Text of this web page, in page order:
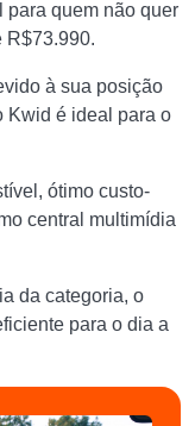
para quem não quer
R$73.990.
à sua posição
Kwid é ideal para o
ótimo custo-
central multimídia
da categoria, o
para o dia a